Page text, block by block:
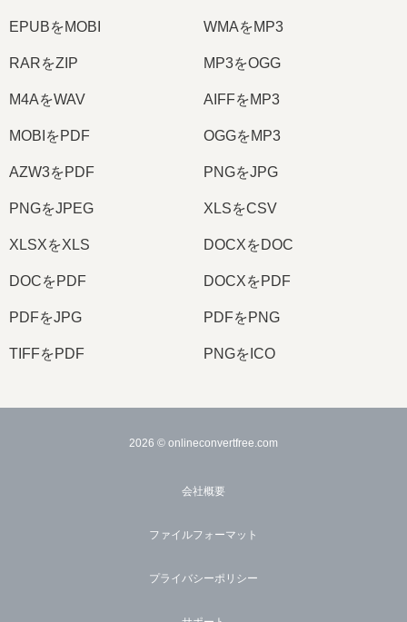
EPUBをMOBI WMAをMP3
RARをZIP MP3をOGG
M4AをWAV AIFFをMP3
MOBIをPDF OGGをMP3
AZW3をPDF PNGをJPG
PNGをJPEG XLSをCSV
XLSXをXLS DOCXをDOC
DOCをPDF DOCXをPDF
PDFをJPG PDFをPNG
TIFFをPDF PNGをICO
2026 © onlineconvertfree.com
会社概要
ファイルフォーマット
プライバシーポリシー